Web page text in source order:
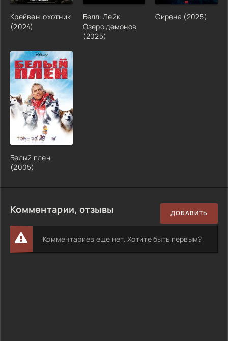
Крейвен-охотник
(2024)
Белл-Лейк.
Озеро демонов
(2025)
Сирена (2025)
Белый плен
(2005)
Комментарии, отзывы ДОБАВИТЬ
Комментариев еще нет. Хотите быть первым?